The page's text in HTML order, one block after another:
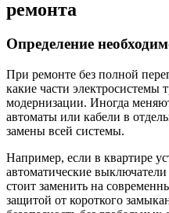
ремонта
Определение
При ремонте без полной
какие части электросистемы
модернизации. Иногда
автоматы или кабели в
замены всей системы.
Например, если в квартире
автоматические
стоит заменить на
защитой от короткого